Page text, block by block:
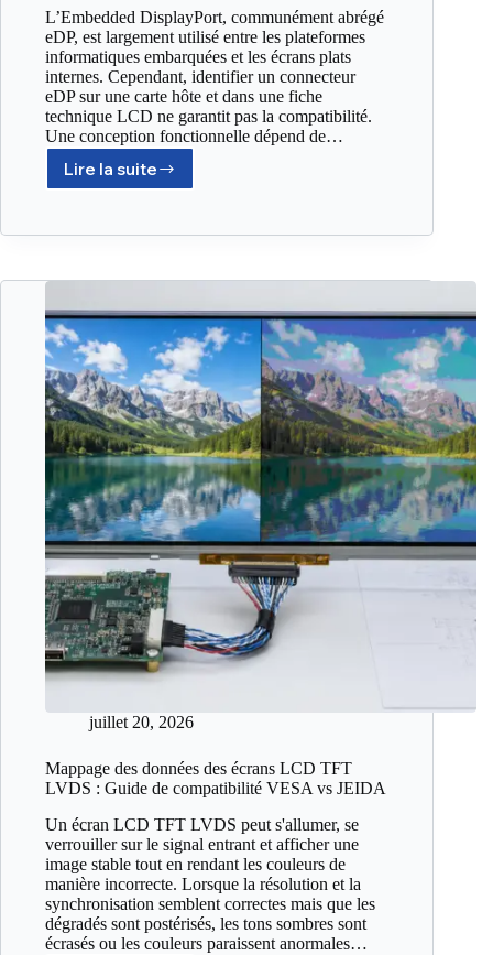
L’Embedded DisplayPort, communément abrégé
eDP, est largement utilisé entre les plateformes
informatiques embarquées et les écrans plats
internes. Cependant, identifier un connecteur
eDP sur une carte hôte et dans une fiche
technique LCD ne garantit pas la compatibilité.
Une conception fonctionnelle dépend de…
Lire la suite
juillet 20, 2026
Mappage des données des écrans LCD TFT
LVDS : Guide de compatibilité VESA vs JEIDA
Un écran LCD TFT LVDS peut s'allumer, se
verrouiller sur le signal entrant et afficher une
image stable tout en rendant les couleurs de
manière incorrecte. Lorsque la résolution et la
synchronisation semblent correctes mais que les
dégradés sont postérisés, les tons sombres sont
écrasés ou les couleurs paraissent anormales…